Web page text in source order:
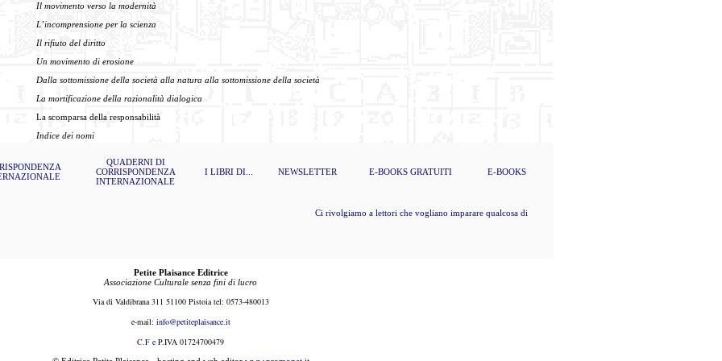
Il movimento verso la modernità
L’incomprensione per la scienza
Il rifiuto del diritto
Un movimento di erosione
Dalla sottomissione della società alla natura alla sottomissione della società
La mortificazione della razionalità dialogica
La scomparsa della responsabilità
Indice dei nomi
QUADERNI DI
CORRISPONDENZA
INTERNAZIONALE
I LIBRI DI... NEWSLETTER E-BOOKS GRATUITI E-BOOKS
Ci rivolgiamo a lettori che vogliano imparare qualcosa di nuovo, che dunque vogliano pure pensare da sé (K.
Petite Plaisance Editrice
Associazione Culturale senza fini di lucro
Via di Valdibrana 311 51100 Pistoia tel: 0573-480013
e-mail: info@petiteplaisance.it
C.F e P.IVA 01724700479